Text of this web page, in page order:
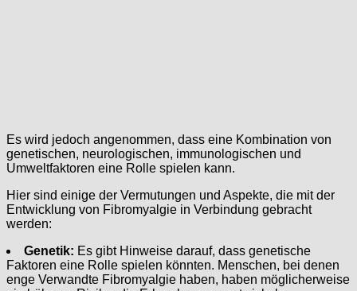
Es wird jedoch angenommen, dass eine Kombination von
genetischen, neurologischen, immunologischen und
Umweltfaktoren eine Rolle spielen kann.
Hier sind einige der Vermutungen und Aspekte, die mit der
Entwicklung von Fibromyalgie in Verbindung gebracht
werden:
Genetik: Es gibt Hinweise darauf, dass genetische
Faktoren eine Rolle spielen könnten. Menschen, bei denen
enge Verwandte Fibromyalgie haben, haben möglicherweise